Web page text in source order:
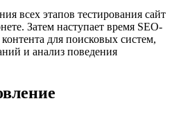
всех этапов тестирования сайт
Затем наступает время SEO-
для поисковых систем,
и анализ поведения